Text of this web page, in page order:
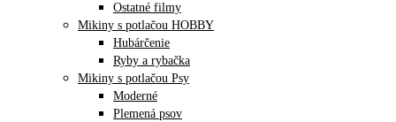
Ostatné filmy
Mikiny s potlačou HOBBY
Hubárčenie
Ryby a rybačka
Mikiny s potlačou Psy
Moderné
Plemená psov